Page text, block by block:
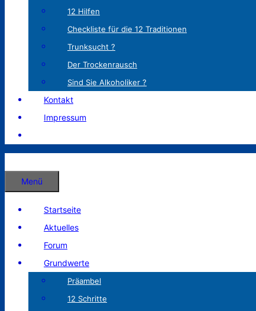
12 Hilfen
Checkliste für die 12 Traditionen
Trunksucht ?
Der Trockenrausch
Sind Sie Alkoholiker ?
Kontakt
Impressum
Menü
Startseite
Aktuelles
Forum
Grundwerte
Präambel
12 Schritte